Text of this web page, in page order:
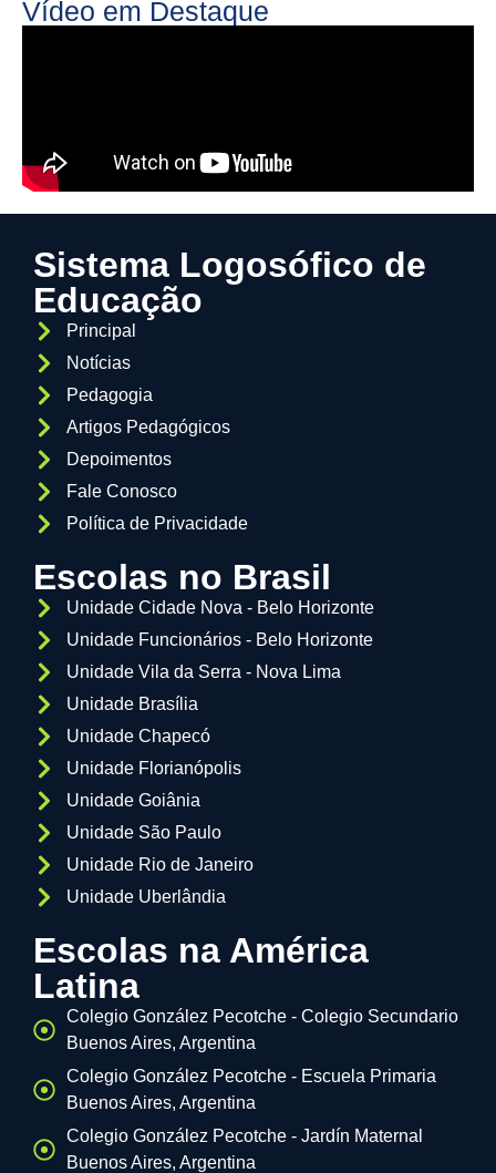
Vídeo em Destaque
Sistema Logosófico de
Educação
Principal
Notícias
Pedagogia
Artigos Pedagógicos
Depoimentos
Fale Conosco
Política de Privacidade
Escolas no Brasil
Unidade Cidade Nova - Belo Horizonte
Unidade Funcionários - Belo Horizonte
Unidade Vila da Serra - Nova Lima
Unidade Brasília
Unidade Chapecó
Unidade Florianópolis
Unidade Goiânia
Unidade São Paulo
Unidade Rio de Janeiro
Unidade Uberlândia
Escolas na América
Latina
Colegio González Pecotche - Colegio Secundario
Buenos Aires, Argentina
Colegio González Pecotche - Escuela Primaria
Buenos Aires, Argentina
Colegio González Pecotche - Jardín Maternal
Buenos Aires, Argentina